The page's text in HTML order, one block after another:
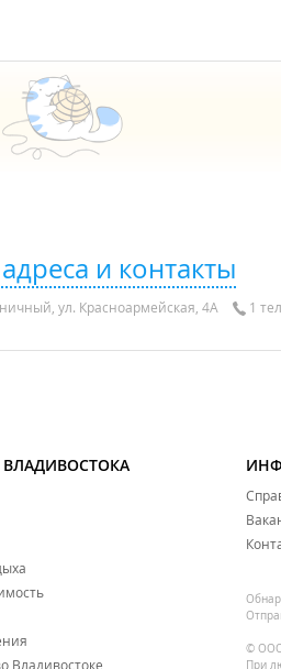
и контакты
ул. Красноармейская, 4А 1
Владивостоке
© ООО
При